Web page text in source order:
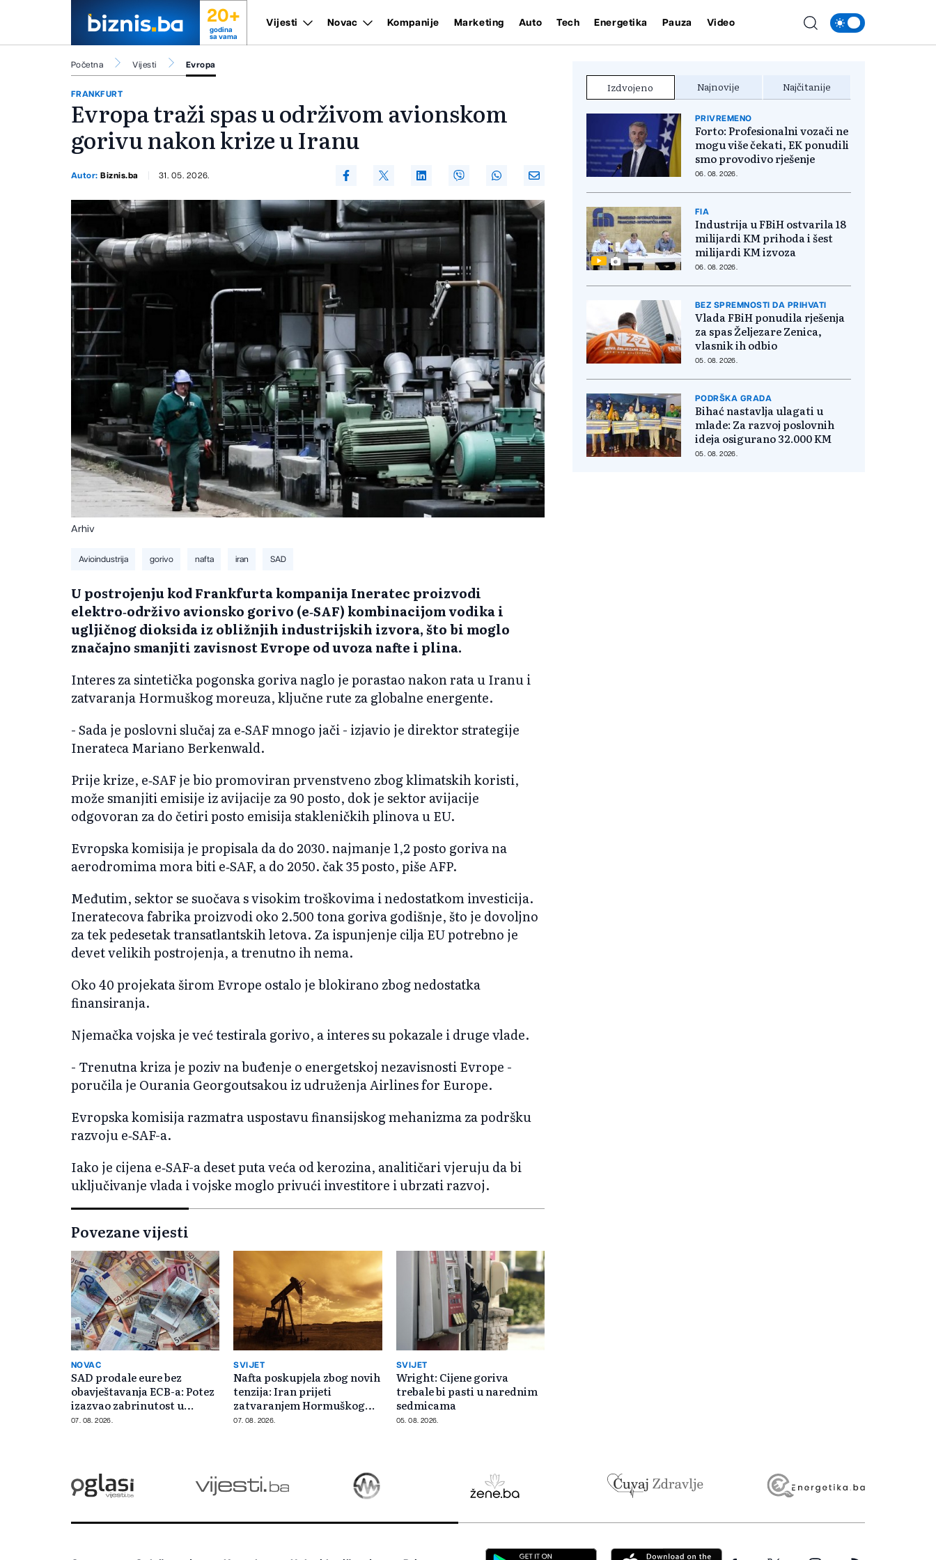
20+
godina
sa vama
Vijesti Novac Kompanije Marketing Auto Tech Energetika Pauza Video
Početna Vijesti Evropa
FRANKFURT
Evropa traži spas u održivom avionskom
gorivu nakon krize u Iranu
Autor:Biznis.ba 31. 05. 2026.
Arhiv
Avioindustrija gorivo nafta iran SAD
U postrojenju kod Frankfurta kompanija Ineratec proizvodi
elektro‑održivo avionsko gorivo (e‑SAF) kombinacijom vodika i
ugljičnog dioksida iz obližnjih industrijskih izvora, što bi moglo
značajno smanjiti zavisnost Evrope od uvoza nafte i plina.
Interes za sintetička pogonska goriva naglo je porastao nakon rata u Iranu i
zatvaranja Hormuškog moreuza, ključne rute za globalne energente.
- Sada je poslovni slučaj za e‑SAF mnogo jači - izjavio je direktor strategije
Inerateca Mariano Berkenwald.
Prije krize, e‑SAF je bio promoviran prvenstveno zbog klimatskih koristi,
može smanjiti emisije iz avijacije za 90 posto, dok je sektor avijacije
odgovoran za do četiri posto emisija stakleničkih plinova u EU.
Evropska komisija je propisala da do 2030. najmanje 1,2 posto goriva na
aerodromima mora biti e‑SAF, a do 2050. čak 35 posto, piše AFP.
Međutim, sektor se suočava s visokim troškovima i nedostatkom investicija.
Ineratecova fabrika proizvodi oko 2.500 tona goriva godišnje, što je dovoljno
za tek pedesetak transatlantskih letova. Za ispunjenje cilja EU potrebno je
devet velikih postrojenja, a trenutno ih nema.
Oko 40 projekata širom Evrope ostalo je blokirano zbog nedostatka
finansiranja.
Njemačka vojska je već testirala gorivo, a interes su pokazale i druge vlade.
- Trenutna kriza je poziv na buđenje o energetskoj nezavisnosti Evrope -
poručila je Ourania Georgoutsakou iz udruženja Airlines for Europe.
Evropska komisija razmatra uspostavu finansijskog mehanizma za podršku
razvoju e‑SAF-a.
Iako je cijena e‑SAF-a deset puta veća od kerozina, analitičari vjeruju da bi
uključivanje vlada i vojske moglo privući investitore i ubrzati razvoj.
Povezane vijesti
NOVAC
SAD prodale eure bez
obavještavanja ECB-a: Potez
izazvao zabrinutost u
Evropi
07. 08. 2026.
SVIJET
Nafta poskupjela zbog novih
tenzija: Iran prijeti
zatvaranjem Hormuškog
moreuza
07. 08. 2026.
SVIJET
Wright: Cijene goriva
trebale bi pasti u narednim
sedmicama
05. 08. 2026.
Izdvojeno Najnovije Najčitanije
PRIVREMENO
Forto: Profesionalni vozači ne
mogu više čekati, EK ponudili
smo provodivo rješenje
06. 08. 2026.
FIA
Industrija u FBiH ostvarila 18
milijardi KM prihoda i šest
milijardi KM izvoza
06. 08. 2026.
BEZ SPREMNOSTI DA PRIHVATI
Vlada FBiH ponudila rješenja
za spas Željezare Zenica,
vlasnik ih odbio
05. 08. 2026.
PODRŠKA GRADA
Bihać nastavlja ulagati u
mlade: Za razvoj poslovnih
ideja osigurano 32.000 KM
05. 08. 2026.